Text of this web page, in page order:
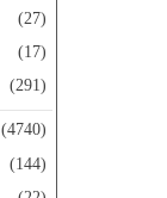
(27)
(17)
(291)
(4740)
(144)